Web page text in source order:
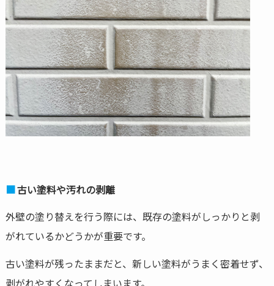
古い塗料や汚れの剥離
外壁の塗り替えを行う際には、既存の塗料がしっかりと剥
がれているかどうかが重要です。
古い塗料が残ったままだと、新しい塗料がうまく密着せず、
剥がれやすくなってしまいます。